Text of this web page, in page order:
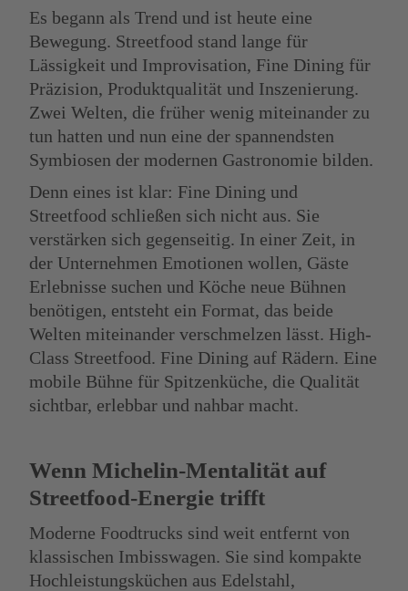
Es begann als Trend und ist heute eine
Bewegung. Streetfood stand lange für
Lässigkeit und Improvisation, Fine Dining für
Präzision, Produktqualität und Inszenierung.
Zwei Welten, die früher wenig miteinander zu
tun hatten und nun eine der spannendsten
Symbiosen der modernen Gastronomie bilden.
Denn eines ist klar: Fine Dining und
Streetfood schließen sich nicht aus. Sie
verstärken sich gegenseitig. In einer Zeit, in
der Unternehmen Emotionen wollen, Gäste
Erlebnisse suchen und Köche neue Bühnen
benötigen, entsteht ein Format, das beide
Welten miteinander verschmelzen lässt. High-
Class Streetfood. Fine Dining auf Rädern. Eine
mobile Bühne für Spitzenküche, die Qualität
sichtbar, erlebbar und nahbar macht.
Wenn Michelin-Mentalität auf
Streetfood-Energie trifft
Moderne Foodtrucks sind weit entfernt von
klassischen Imbisswagen. Sie sind kompakte
Hochleistungsküchen aus Edelstahl,